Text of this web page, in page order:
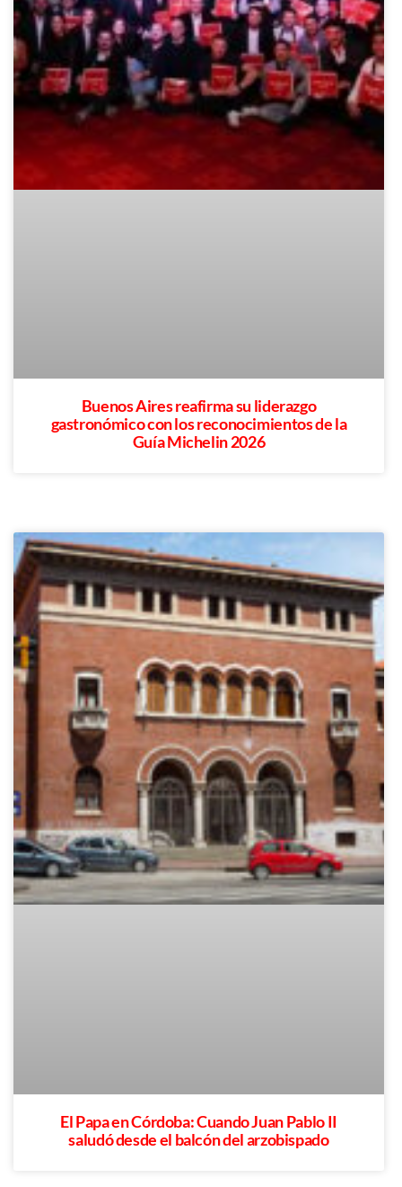
Buenos Aires reafirma su liderazgo
gastronómico con los reconocimientos de la
Guía Michelin 2026
El Papa en Córdoba: Cuando Juan Pablo II
saludó desde el balcón del arzobispado